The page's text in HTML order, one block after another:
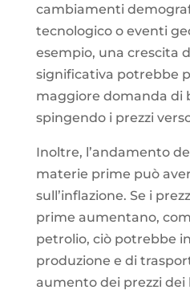
cambiamenti
tecnologico o eventi
esempio, una crescita
significativa potrebbe
maggiore domanda di
spingendo i prezzi
Inoltre, l’andamento
materie prime può
sull’inflazione. Se i
prime aumentano,
petrolio, ciò potrebbe
produzione e di
aumento dei prezzi dei